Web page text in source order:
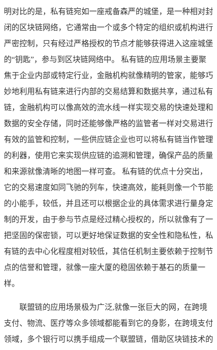
明对比的是，私有链宛如一座戒备森严的城堡，是一种相对封
闭的区块链网络，它通常由一个或多个特定的组织或机构进行
严密控制，只有经过严格授权的节点才能够获得进入这座城堡
的“钥匙”，参与到区块链网络中。 私有链的应用场景主要聚
焦于企业内部或特定行业，金融机构就像精明的管家，能够巧
妙地利用私有链来进行内部的交易结算和数据共享，通过私有
链，金融机构可以像高效的流水线一样实现交易的快速处理和
数据的安全存储，同时还能够像严格的监管者一样对交易进行
有效的监管和控制，一些供应链企业也可以将私有链当作管理
的利器，使用它来实现供应链的追溯和管理，确保产品的质量
和来源就像清晰的地图一样可查。 私有链的优点十分突出，
它的交易速度如同飞驰的列车，快速高效，能耗则像一个节能
的小能手，较低，并且还可以根据企业的具体需求进行量身定
制的开发，由于参与节点是经过精心授权的，所以就像有了一
把坚固的保密锁，可以更好地保证数据的安全性和隐私性，私
有链的去中心化程度相对较低，其信任机制主要依赖于控制节
点的信誉和管理，就像一座大厦的稳固依赖于基石的质量一
样。
联盟链的应用场景极为广泛,就像一张巨大的网，在跨境
支付、物流、医疗等众多领域都能看到它的身影，在跨境支付
领域，多个银行可以携手组成一个联盟链，借助区块链技术的